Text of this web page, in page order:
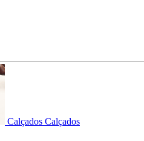
Calçados Calçados